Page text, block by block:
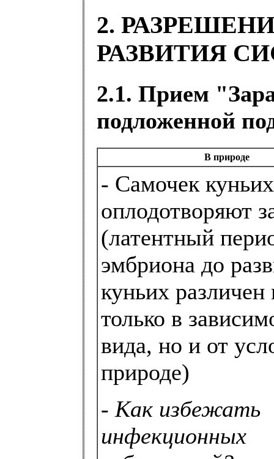
2.
РАЗВИТИЯ
2.1. Прием
подложенной
В природе
- Самочек куньих
оплодотворяют
(латентный
эмбриона до
куньих различен
только в
вида, но и от
природе)
- Как избежать
инфекционных